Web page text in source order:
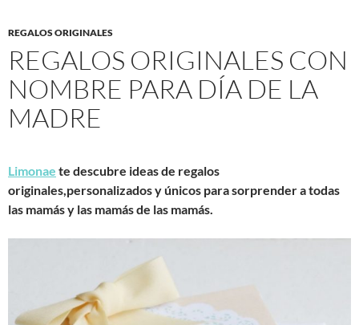
REGALOS ORIGINALES
REGALOS ORIGINALES CON
NOMBRE PARA DÍA DE LA
MADRE
Limonae te descubre ideas de regalos
originales,personalizados y únicos para sorprender a todas
las mamás y las mamás de las mamás.